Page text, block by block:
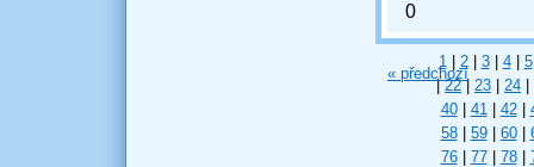
0
« předchozí
1 2 3 4
5
| 22 | 23 24
40
41 42
58
59 60
76
77 78